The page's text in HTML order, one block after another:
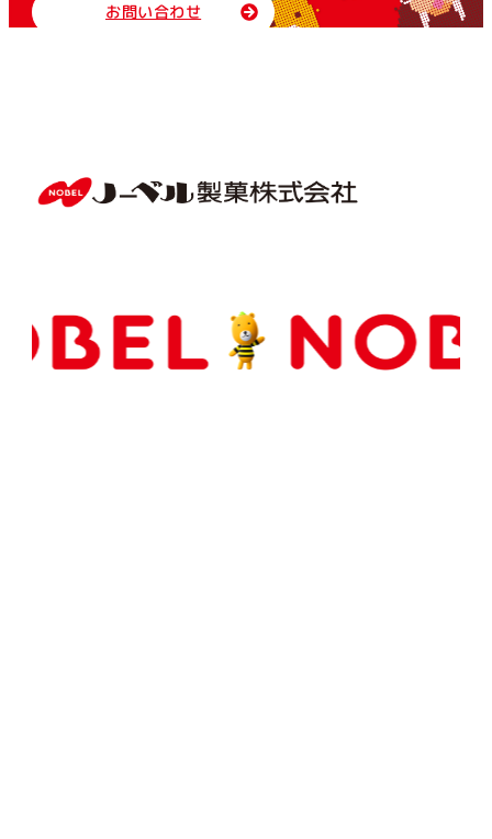
お問い合わせ